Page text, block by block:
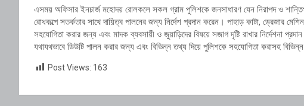
এসময় অফিসার ইনচার্জ মহোদয় রোলকলে সকল গ্রাম পুলিশকে জনসাধারণ যেন নিরাপদ ও
রোধকল্পে সতর্কতার সাথে দায়িত্ব পালনের জন্য নির্দেশ প্রদান করেন। পাহাড় কাটা, ড্রেজার
সহযোগিতা করার জন্য এবং মাদক ব্যবসায়ী ও জুয়াড়িদের বিষয়ে সজাগ দৃষ্টি রাখার নির্দেশনা
যথাযথভাবে ডিউটি পালন করার জন্য এবং বিভিন্ন তথ্য দিয়ে পুলিশকে সহযোগিতা করাসহ বিভিন্ন
Post Views: 163